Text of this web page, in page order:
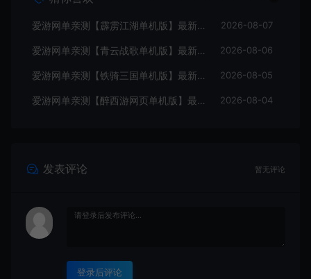
爱游网单亲测【霹雳江湖单机版】最新整理页游武侠单机一键端Win系单机服务端PC客户端 GM后台 通用视频教学+手工端文本教学 2026-08-07
爱游网单亲测【青云战歌单机版】最新整理页游修仙单机一键端Win系单机服务端PC客户端 GM后台 通用视频教学+手工端文本教学 2026-08-06
爱游网单亲测【铁骑三国单机版】最新整理页游单机一键端Win系单机服务端PC客户端 GM后台 通用视频教学+手工端文本教学 2026-08-05
爱游网单亲测【醉西游网页单机版】最新整理单机一键端Win系单机服务端PC客户端 GM后台 通用视频教学+手工端文本教学 2026-08-04
发表评论 暂无评论
登录后评论